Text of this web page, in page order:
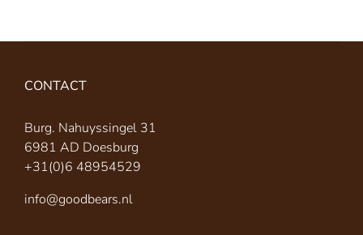
CONTACT
Burg. Nahuyssingel 31
6981 AD Doesburg
+31(0)6 48954529
info@goodbears.nl